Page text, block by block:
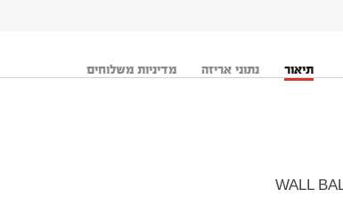
תיאור נתוני אריזה מדיניות משלוחים